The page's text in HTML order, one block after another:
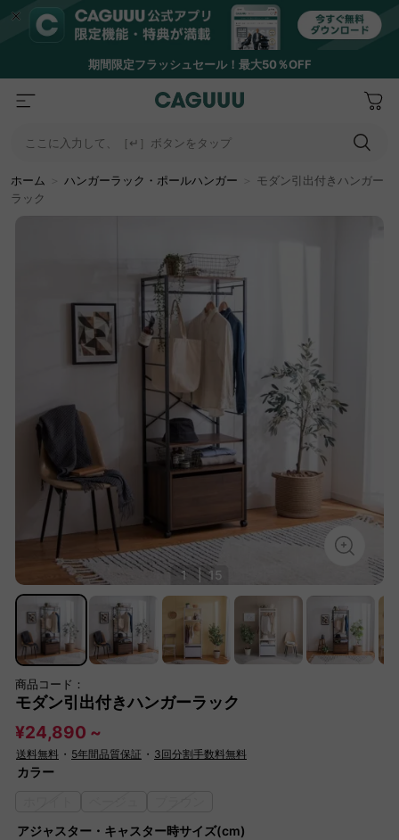
期間限定フラッシュセール！最大50％OFF
ここに入力して、［↵］ボタンをタップ
ホーム ハンガーラック・ポールハンガー
モダン引出付きハンガー
ラック
1 | 15
商品コード：
モダン引出付きハンガーラック
¥24,890 ~
送料無料 ・ 5年間品質保証 ・ 3回分割手数料無料
カラー
アジャスター・キャスター時サイズ(cm)